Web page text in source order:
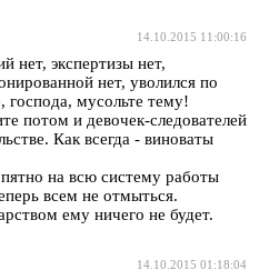
14.10.2015 11:00:16
нет, экспертизы нет,
нет, уволился по
мусольте тему!
потом и девочек-следователей
Как всегда - виноваты
на всю систему работы
всем не отмыться.
ему ничего не будет.
14.10.2015 01:18:04